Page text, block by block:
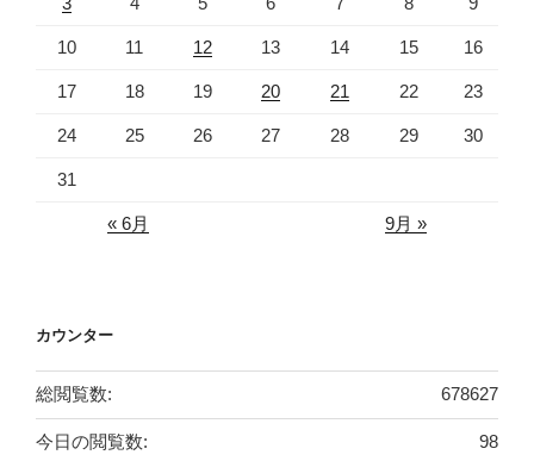
10 11 12 13 14 15 16
17 18 19 20 21 22 23
24 25 26 27 28 29 30
31
« 6月 9月 »
カウンター
678627
総閲覧数:
98
今日の閲覧数: